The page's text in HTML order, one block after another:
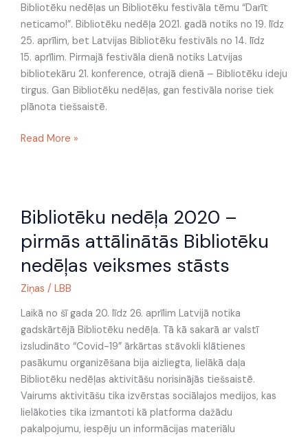
Bibliotēku nedēļas un Bibliotēku festivāla tēmu “Darīt
neticamo!”. Bibliotēku nedēļa 2021. gadā notiks no 19. līdz
25. aprīlim, bet Latvijas Bibliotēku festivāls no 14. līdz
15. aprīlim. Pirmajā festivāla dienā notiks Latvijas
bibliotekāru 21. konference, otrajā dienā – Bibliotēku ideju
tirgus. Gan Bibliotēku nedēļas, gan festivāla norise tiek
plānota tiešsaistē.
“Darīt
neticamo!”
Read More »
Bibliotēku nedēļa 2020 –
pirmās attālinātās Bibliotēku
nedēļas veiksmes stāsts
Ziņas / LBB
Laikā no šī gada 20. līdz 26. aprīlim Latvijā notika
gadskārtējā Bibliotēku nedēļa. Tā kā sakarā ar valstī
izsludināto “Covid-19” ārkārtas stāvokli klātienes
pasākumu organizēšana bija aizliegta, lielākā daļa
Bibliotēku nedēļas aktivitāšu norisinājās tiešsaistē.
Vairums aktivitāšu tika izvērstas sociālajos medijos, kas
lielākoties tika izmantoti kā platforma dažādu
pakalpojumu, iespēju un informācijas materiālu
nedēļa
–
pirmās
attālinātās
Bibliotēku
nedēļas
veiksmes
stāsts